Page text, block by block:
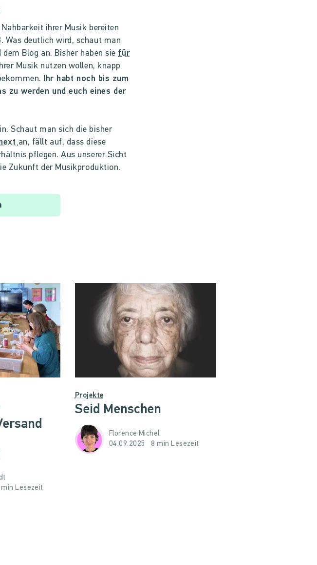
ihrer Musik bereiten
Was deutlich wird, schaut man
Blog an. Bisher haben siefür
Musik nutzen wollen, knapp
Ihr habt noch bis zum
zu werden und euch eines der
Schaut man sich die bisher
an, fällt auf, dass diese
pflegen. Aus unserer Sicht
Zukunft der Musikproduktion.
min Lesezeit
Projekte
Seid Menschen
Florence Michel
04.09.2025
8 min Lesezeit